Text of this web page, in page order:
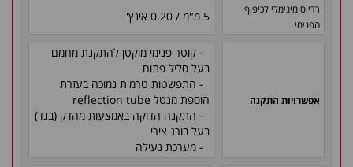
רדיוס מינימלי לכיפוף
הפנימי
5 מ"מ / 0.20 אינץ'
אפשרויות התקנה
- קוטר פנימי מוקטן להתקנת מחמם
בעל סליל פתוח
- התפשטות טרמית נמוכה בעזרת
הוספת מנטל reflection tube
- התקנה הדוקה באמצעות מהדק (בנד)
בעל בורג צירי
- מערכת נעילה